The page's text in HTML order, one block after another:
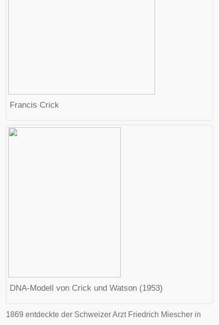
Francis Crick
DNA-Modell von Crick und Watson (1953)
1869 entdeckte der Schweizer Arzt Friedrich Miescher in